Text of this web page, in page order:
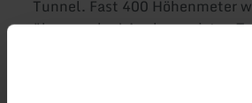
Tunnel. Fast 400 Höhenmeter
überwunden! An den meisten